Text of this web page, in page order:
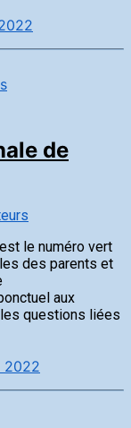
de
le numéro vert
des parents et
aux
questions liées
2022